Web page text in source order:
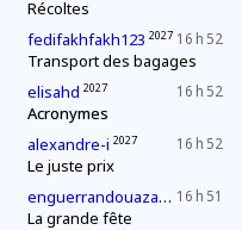
Récoltes
16 h 52
fedifakhfakh123 2027
Transport des bagages
16 h 52
elisahd 2027
Acronymes
16 h 52
alexandre-i 2027
Le juste prix
16 h 51
enguerrandouazana 2027
La grande fête